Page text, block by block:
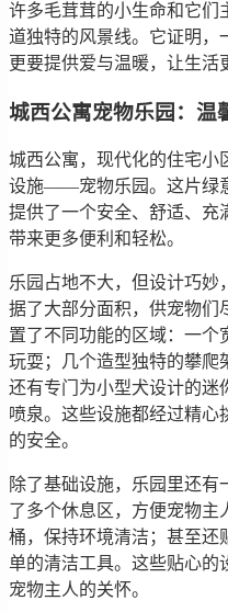
许多毛茸茸的小生命和它们
道独特的风景线。它证明，
更要提供爱与温暖，让生活
城西公寓宠物乐园：温
城西公寓，现代化的住宅小
设施——宠物乐园。这片绿
提供了一个安全、舒适、充
带来更多便利和轻松。
乐园占地不大，但设计巧妙
据了大部分面积，供宠物们
置了不同功能的区域：一个
玩耍；几个造型独特的攀爬
还有专门为小型犬设计的迷
喷泉。这些设施都经过精心
的安全。
除了基础设施，乐园里还有
了多个休息区，方便宠物主
桶，保持环境清洁；甚至还
单的清洁工具。这些贴心的
宠物主人的关怀。